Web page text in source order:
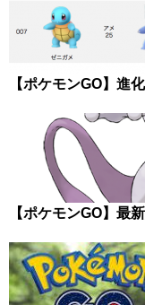
【ポケモンGO】進
【ポケモンGO】最